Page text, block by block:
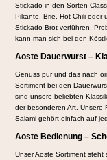
Stickado in den Sorten
Pikanto, Brie, Hot Chili oder
Stickado-Brot verführen.
kann man sich bei den
Aoste Dauerwurst –
Genuss pur und das nach
Sortiment bei den
sind unsere beliebten
der besonderen Art. Unsere
Salami gehört einfach auf
Aoste Bedienung –
Unser Aoste Sortiment